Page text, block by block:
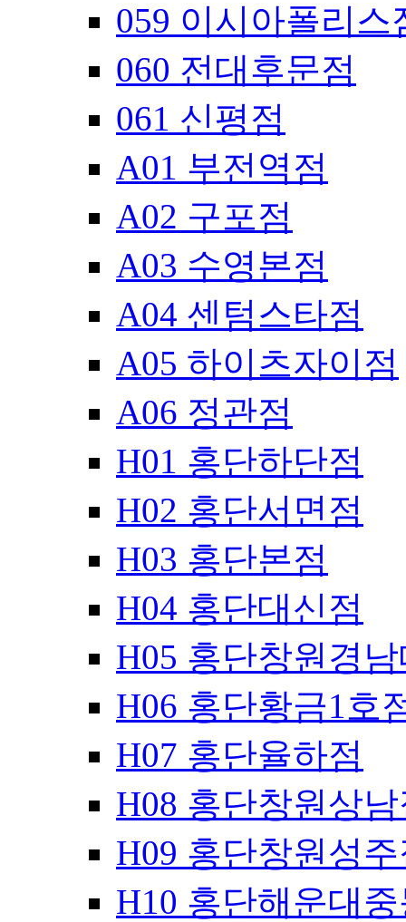
059 이시아폴리스
060 전대후문점
061 신평점
A01 부전역점
A02 구포점
A03 수영본점
A04 센텀스타점
A05 하이츠자이점
A06 정관점
H01 홍단하단점
H02 홍단서면점
H03 홍단본점
H04 홍단대신점
H05 홍단창원경
H06 홍단황금1호
H07 홍단율하점
H08 홍단창원상
H09 홍단창원성
H10 홍단해운대